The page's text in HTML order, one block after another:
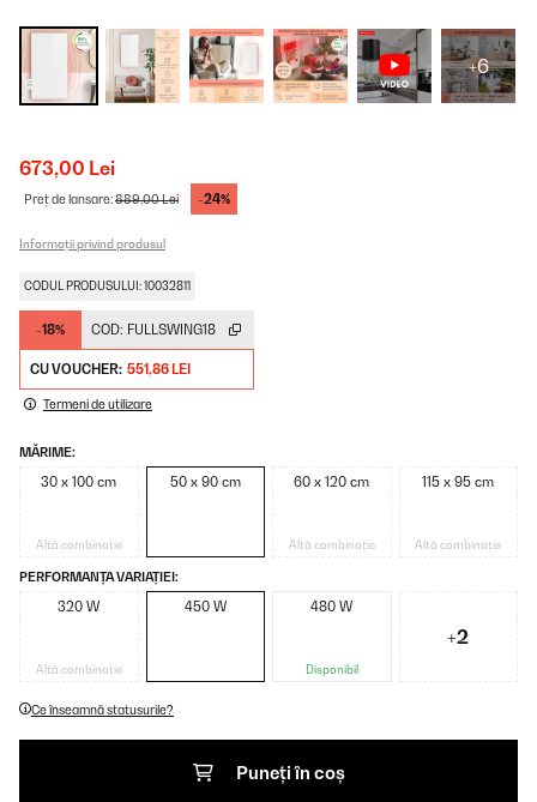
+6
673,00 Lei
Preț de lansare:889,00 Lei -24%
Informații privind produsul
CODUL PRODUSULUI: 10032811
-18% COD: FULLSWING18
CU VOUCHER: 551,86 LEI
Termeni de utilizare
MĂRIME:
30 x 100 cm
Altă combinație
50 x 90 cm 60 x 120 cm
Altă combinație
115 x 95 cm
Altă combinație
PERFORMANȚA VARIAȚIEI:
320 W
Altă combinație
450 W 480 W
Disponibil
+2
Ce înseamnă statusurile?
Puneți în coș